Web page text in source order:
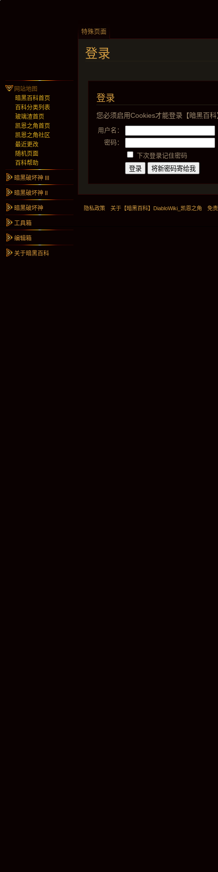
登录
登录
您必须启用Cookies才能登录【暗黑百
用户名：
密码：
下次登录记住密码
特殊页面
网站地图
暗黑百科首页
百科分类列表
玻璃渣首页
凯恩之角首页
凯恩之角社区
最近更改
随机页面
百科帮助
暗黑破坏神 III
暗黑破坏神 II
暗黑破坏神
工具箱
编辑箱
关于暗黑百科
隐私政策 关于【暗黑百科】DiabloWiki_凯恩之角 免